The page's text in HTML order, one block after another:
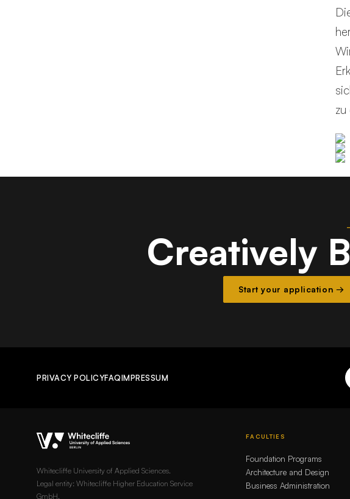
zu
Creatively
Start your application →
PRIVACY POLICYFAQIMPRESSUM
Whitecliffe University of Applied Sciences.
Legal entity: Whitecliffe Higher Education Service
GmbH.
FACULTIES
Foundation Programs
Architecture and Design
Business Administration